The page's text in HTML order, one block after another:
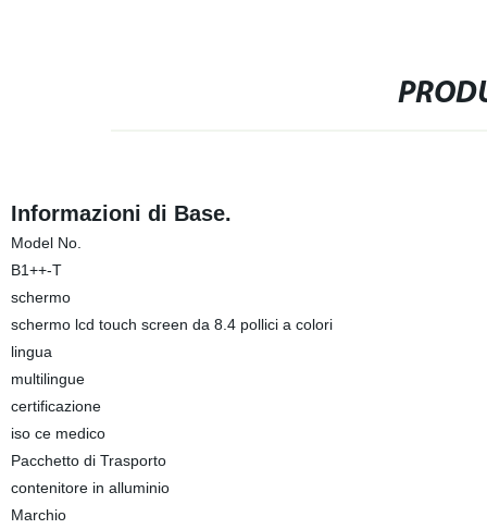
Informazioni di Base.
Model No.
B1++-T
schermo
schermo lcd touch screen da 8.4 pollici a colori
lingua
multilingue
certificazione
iso ce medico
Pacchetto di Trasporto
contenitore in alluminio
Marchio